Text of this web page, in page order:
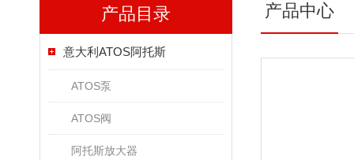
产品目录
意大利ATOS阿托斯
ATOS泵
ATOS阀
阿托斯放大器
产品中心